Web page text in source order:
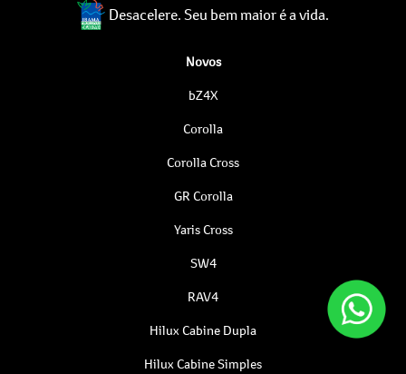
Desacelere. Seu bem maior é a vida.
Novos
bZ4X
Corolla
Corolla Cross
GR Corolla
Yaris Cross
SW4
RAV4
Hilux Cabine Dupla
Hilux Cabine Simples